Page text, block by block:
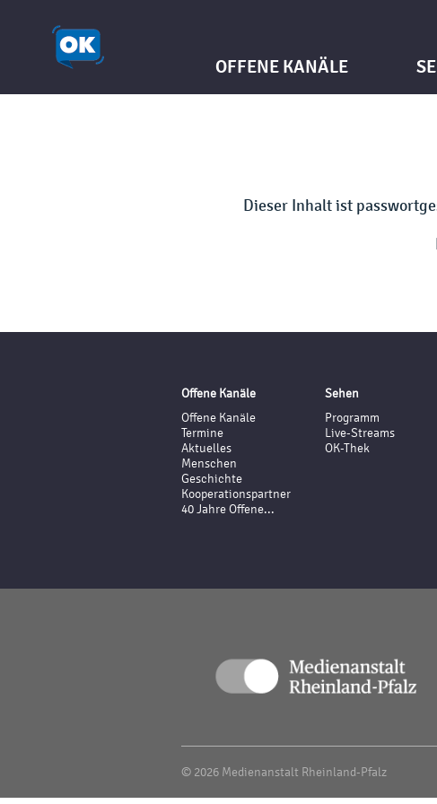
OFFENE KANÄLE
Dieser Inhalt ist
Offene Kanäle
Offene Kanäle
Termine
Aktuelles
Menschen
Geschichte
Kooperationspartner
40 Jahre Offene...
Sehen
Programm
Live-Streams
OK-Thek
© 2026 Medienanstalt Rheinland-Pfalz